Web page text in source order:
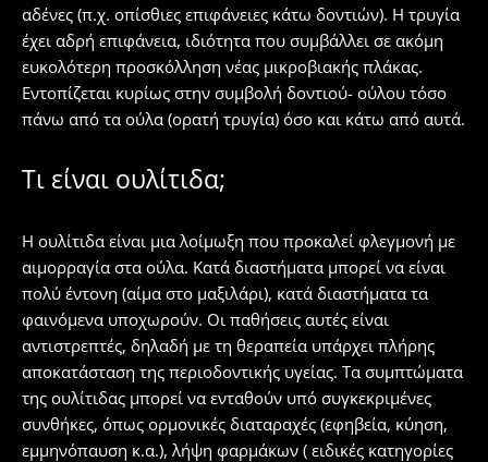
αδένες (π.χ. οπίσθιες επιφάνειες κάτω δοντιών). Η τρυγία
έχει αδρή επιφάνεια, ιδιότητα που συμβάλλει σε ακόμη
ευκολότερη προσκόλληση νέας μικροβιακής πλάκας.
Εντοπίζεται κυρίως στην συμβολή δοντιού- ούλου τόσο
πάνω από τα ούλα (ορατή τρυγία) όσο και κάτω από αυτά.
Τι είναι ουλίτιδα;
Η ουλίτιδα είναι μια λοίμωξη που προκαλεί φλεγμονή με
αιμορραγία στα ούλα. Κατά διαστήματα μπορεί να είναι
πολύ έντονη (αίμα στο μαξιλάρι), κατά διαστήματα τα
φαινόμενα υποχωρούν. Οι παθήσεις αυτές είναι
αντιστρεπτές, δηλαδή με τη θεραπεία υπάρχει πλήρης
αποκατάσταση της περιοδοντικής υγείας. Τα συμπτώματα
της ουλίτιδας μπορεί να ενταθούν υπό συγκεκριμένες
συνθήκες, όπως ορμονικές διαταραχές (εφηβεία, κύηση,
εμμηνόπαυση κ.α.), λήψη φαρμάκων ( ειδικές κατηγορίες